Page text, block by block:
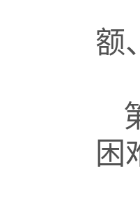
额
困